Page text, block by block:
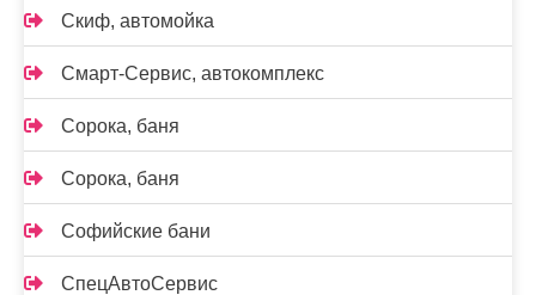
Скиф, автомойка
Смарт-Сервис, автокомплекс
Сорока, баня
Сорока, баня
Софийские бани
СпецАвтоСервис